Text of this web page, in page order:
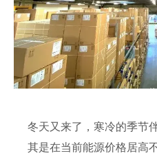
Vostermans
联系
冬天又来了，寒冷的季节
其是在当前能源价格居高